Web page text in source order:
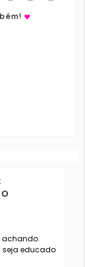
achando.
seja educado